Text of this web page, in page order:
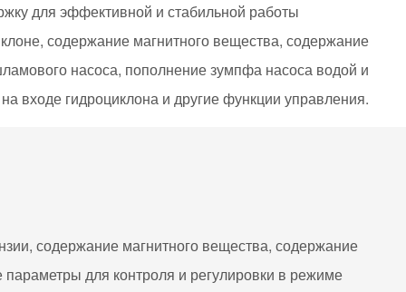
для эффективной и стабильной работы
содержание магнитного вещества, содержание
насоса, пополнение зумпфа насоса водой и
входе гидроциклона и другие функции управления.
содержание магнитного вещества, содержание
для контроля и регулировки в режиме